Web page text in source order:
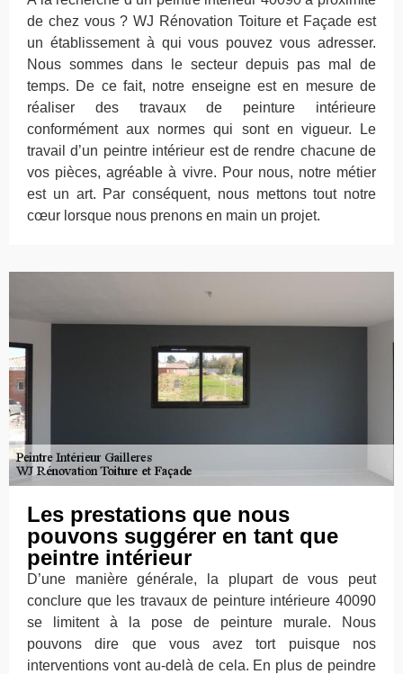
de chez vous ? WJ Rénovation Toiture et Façade est
un établissement à qui vous pouvez vous adresser.
Nous sommes dans le secteur depuis pas mal de
temps. De ce fait, notre enseigne est en mesure de
réaliser des travaux de peinture intérieure
conformément aux normes qui sont en vigueur. Le
travail d’un peintre intérieur est de rendre chacune de
vos pièces, agréable à vivre. Pour nous, notre métier
est un art. Par conséquent, nous mettons tout notre
cœur lorsque nous prenons en main un projet.
Les prestations que nous
pouvons suggérer en tant que
peintre intérieur
D’une manière générale, la plupart de vous peut
conclure que les travaux de peinture intérieure 40090
se limitent à la pose de peinture murale. Nous
pouvons dire que vous avez tort puisque nos
interventions vont au-delà de cela. En plus de peindre